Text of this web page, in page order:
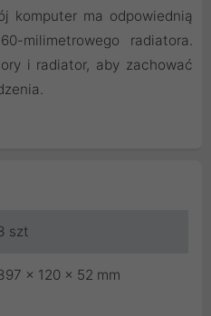
komputer ma odpowiednią
milimetrowego radiatora.
i radiator, aby zachować
szt
x 120 x 52 mm